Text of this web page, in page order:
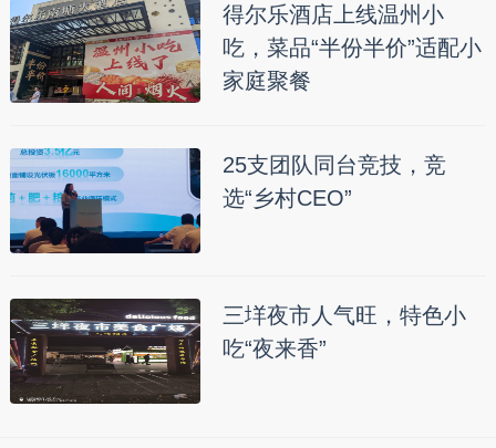
得尔乐酒店上线温州小
吃，菜品“半份半价”适配小
家庭聚餐
25支团队同台竞技，竞
选“乡村CEO”
三垟夜市人气旺，特色小
吃“夜来香”